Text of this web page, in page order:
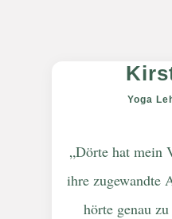
Yoga
„Dörte hat mein
ihre zugewandte
hörte genau